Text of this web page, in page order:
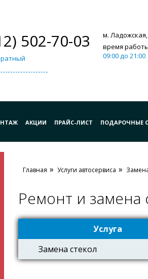
502-70-03
м.
время
09:00 до 21:00
АКЦИИ ПРАЙС-ЛИСТ ПОДАРОЧНЫЕ
Главная Услуги автосервиса
Ремонт и замена
Услуга
Замена стекол